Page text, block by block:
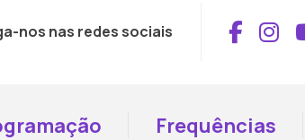
nos nas redes sociais
Frequências